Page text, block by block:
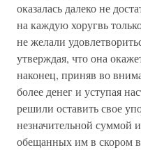
оказалась далеко не
на каждую хоругвь
не желали
утверждая, что она
наконец, приняв во
более денег и уступая
решили оставить свое
незначительной суммой
обещанных им в скором